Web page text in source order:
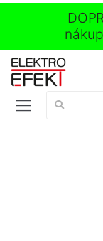
Vyhledávání: